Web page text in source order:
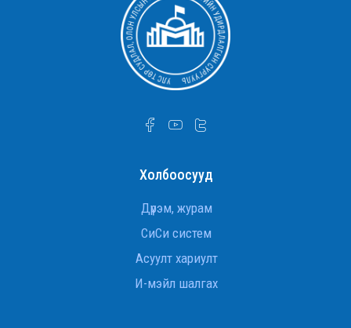
УТСОУХНУС-ийн Улс төр судлалын тэнхимийн
ахмад багш Д.Оюунчимэг Хөдөлмөрийн
гавьяаны улаан тугийн одонгоор шагнууллаа.
УТСОУХНУС-ийн Улс төр судлалын тэнхимийн
ахмад багш Д.Оюунчимэг Хөдөлмөрийн
Л.Эрдэнэчулуун сайд
INTERNATIONAL RELATIONS STUDENTS VISIT THE
U.S. EMBASSY IN ULAANBAATAR
УИХ-ын гишүүн Ж.Баярмаа “Монголын улс төр”
Холбоосууд
Дүрэм, журам
СиСи систем
Асуулт хариулт
И-мэйл шалгах